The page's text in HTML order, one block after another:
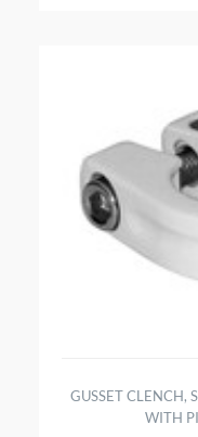
GUSSET CLENCH,
WITH